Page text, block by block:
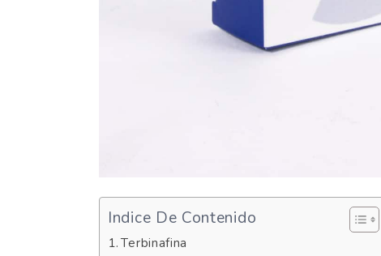
Indice De Contenido
Terbinafina